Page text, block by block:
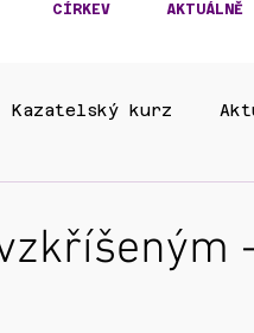
CÍRKEV AKTUÁLNĚ
Kazatelský kurz